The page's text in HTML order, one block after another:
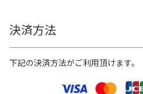
決済方法
下記の決済方法がご利用頂けます。